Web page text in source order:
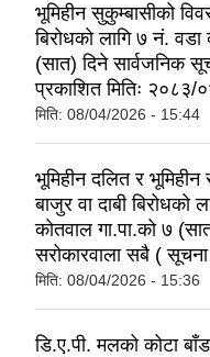
भूमिहीन सुकुम्बासीको
बिरोधको लागि ७ नं.
(सात) दिने सार्वजनिक
प्रकाशित मितिः २०८३/
मिति: 08/04/2026 - 15:44
भूमिहीन दलित र
बाजुर वा दाबी बिरोधको
कोतवाल गा.पा.को ७
सरोकारवाला सबै (
मिति: 08/04/2026 - 15:36
डि.ए.पी. मलको कोटा